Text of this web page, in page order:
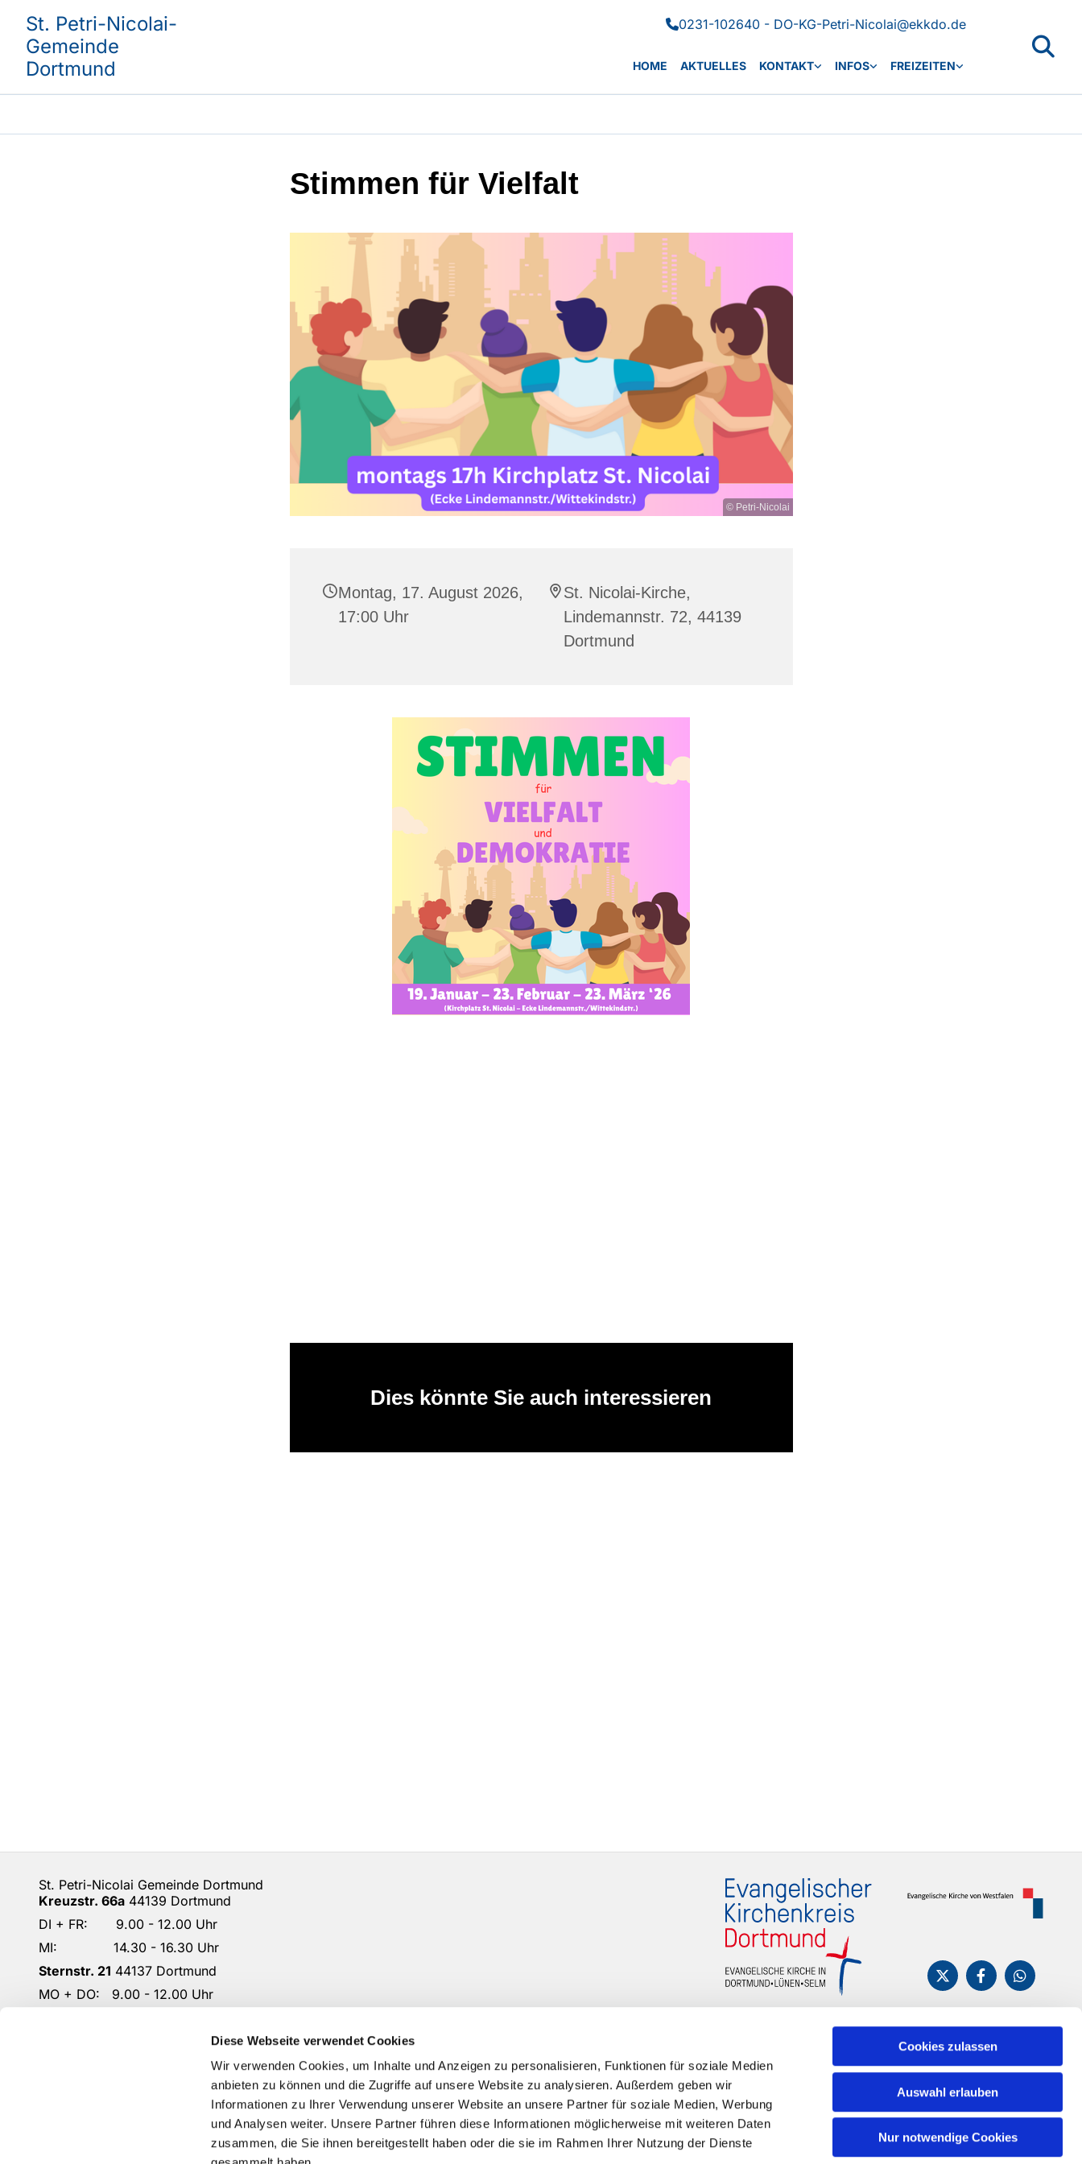
Diese Webseite verwendet Cookies
Wir verwenden Cookies, um Inhalte und Anzeigen zu personalisieren, Funktionen für soziale Medien
anbieten zu können und die Zugriffe auf unsere Website zu analysieren. Außerdem geben wir
Informationen zu Ihrer Verwendung unserer Website an unsere Partner für soziale Medien, Werbung
und Analysen weiter. Unsere Partner führen diese Informationen möglicherweise mit weiteren Daten
zusammen, die Sie ihnen bereitgestellt haben oder die sie im Rahmen Ihrer Nutzung der Dienste
Cookies zulassen
Auswahl erlauben
Nur notwendige Cookies
St. Petri-Nicolai-
Gemeinde
Dortmund
0231-102640 - DO-KG-Petri-Nicolai@ekkdo.de
HOME AKTUELLES KONTAKT INFOS FREIZEITEN
Stimmen für Vielfalt
© Petri-Nicolai
Montag, 17. August 2026,
17:00 Uhr
St. Nicolai-Kirche,
Lindemannstr. 72, 44139
Dortmund
Dies könnte Sie auch interessieren
St. Petri-Nicolai Gemeinde Dortmund
Kreuzstr. 66a 44139 Dortmund
DI + FR: 9.00 - 12.00 Uhr
MI: 14.30 - 16.30 Uhr
Sternstr. 21 44137 Dortmund
MO + DO: 9.00 - 12.00 Uhr
DO-KG-Petri-Nicolai@ekkdo.de
Kontoverbindung: Dortmunder Volksbank
IBAN: DE87 4416 0014 2301 1167 02